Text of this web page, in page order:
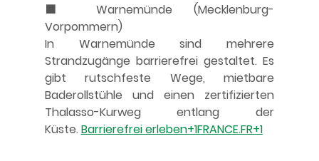
🟩 Warnemünde (Mecklenburg-
Vorpommern)
In Warnemünde sind mehrere
Strandzugänge barrierefrei gestaltet. Es
gibt rutschfeste Wege, mietbare
Baderollstühle und einen zertifizierten
Thalasso-Kurweg entlang der
Küste. Barrierefrei erleben+1FRANCE.FR+1